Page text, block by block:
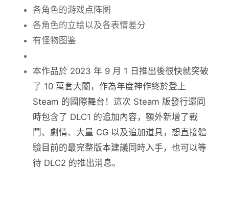
各角色的游戏点阵图
各角色的立绘以及各表情差分
有怪物图鉴
本作品於 2023 年 9 月 1 日推出後很快就突破
了 10 萬套大關，作為年度神作終於登上
Steam 的國際舞台！這次 Steam 版發行還同
時包含了 DLC1 的追加內容，額外新增了戰
鬥、劇情、大量 CG 以及追加道具，想直接體
驗目前的最完整版本建議同時入手，也可以等
待 DLC2 的推出消息。